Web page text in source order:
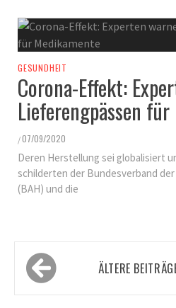
GESUNDHEIT
Corona-Effekt:
Lieferengpässen
/07/09/2020
Deren Herstellung sei globalisiert
schilderten der Bundesverband
(BAH) und die
Beitragsnavigation
ÄLTERE